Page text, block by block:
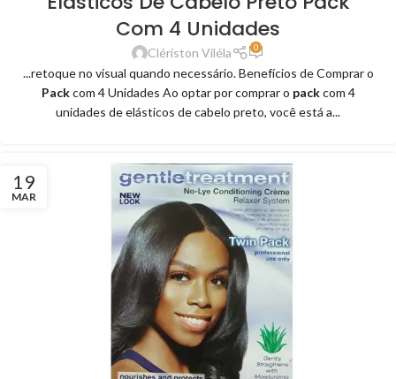
Com 4 Unidades
Clériston Viléla 0
...retoque no visual quando necessário. Benefícios de Comprar o
Packcom 4 Unidades Ao optar por comprar o packcom 4
unidades de elásticos de cabelo preto, você está a...
19
MAR